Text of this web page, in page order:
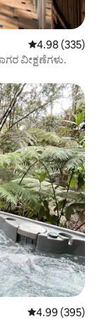
5 ರಲ್ಲಿ 4.98
4.98 (335)
ವೀಕ್ಷಣೆಗಳು.
5 ರಲ್ಲಿ 4.99
4.99 (395)